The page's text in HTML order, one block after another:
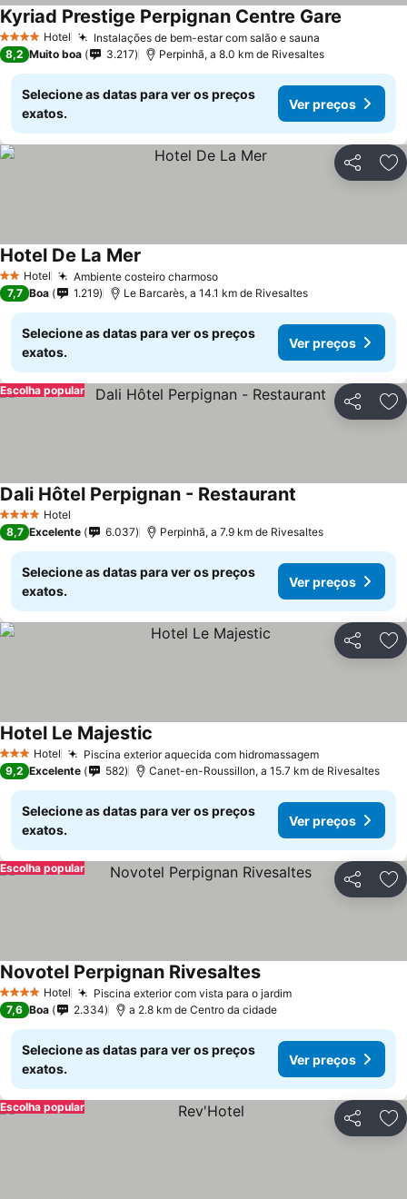
4 EstrelasHotel Instalações de bem-estar com salão e sauna
Kyriad Prestige Perpignan Centre Gare
8,2 Muito boa 3.217 Perpinhã, a 8.0 km de Rivesaltes
Selecione as datas para ver os preços
exatos.
Ver preços
Partilhar
2 Estrelas
Hotel Ambiente costeiro charmoso
Hotel De La Mer
7,7 Boa 1.219 Le Barcarès, a 14.1 km de Rivesaltes
Selecione as datas para ver os preços
exatos.
Ver preços
Partilhar
Escolha popular
4 EstrelasHotel
Dali Hôtel Perpignan - Restaurant
8,7 Excelente 6.037 Perpinhã, a 7.9 km de Rivesaltes
Selecione as datas para ver os preços
exatos.
Ver preços
Partilhar
3 EstrelasHotel Piscina exterior aquecida com hidromassagem
Hotel Le Majestic
9,2 Excelente 582 Canet-en-Roussillon, a 15.7 km de Rivesaltes
Selecione as datas para ver os preços
exatos.
Ver preços
Partilhar
Escolha popular
4 EstrelasHotel Piscina exterior com vista para o jardim
Novotel Perpignan Rivesaltes
7,6 Boa 2.334 a 2.8 km de Centro da cidade
Selecione as datas para ver os preços
exatos.
Ver preços
Partilhar
Escolha popular